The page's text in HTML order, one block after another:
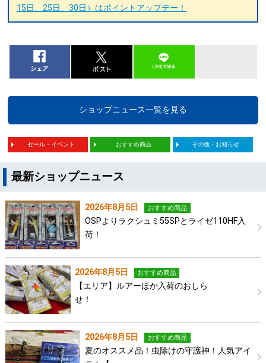
15日、25日、30日）はポイントアップデー！
ショップニュース一覧を見る
セール・イベント おすすめ商品 その他・お知らせ
最新ショップニュース
2026年8月5日 おすすめ商品
OSPよりラクシュミ55SPとライゼ110HF入
荷！
2026年8月5日 おすすめ商品
【エリア】ルアーほか入荷のおしら
せ！
2026年8月5日 おすすめ商品
夏のオススメ品！虫除けの守護神！人気アイ